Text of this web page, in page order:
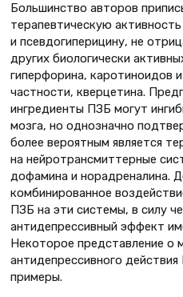
Большинство авторов
терапевтическую
и псевдогиперицину, не
других биологически
гиперфорина, каротиноидов
частности, кверцетина.
ингредиенты ПЗБ могут
мозга, но однозначно
более вероятным является
на нейротрансмиттерные
дофамина и норадреналина.
комбинированное
ПЗБ на эти системы, в силу
антидепрессивный эффект
Некоторое представление о
антидепрессивного
примеры.